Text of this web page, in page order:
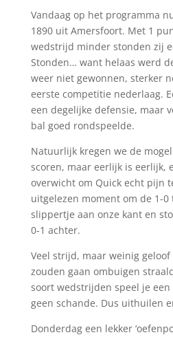
Vandaag op het programma
1890 uit Amersfoort. Met 1
wedstrijd minder stonden zij
Stonden… want helaas werd
weer niet gewonnen, sterker
eerste competitie nederlaag.
een degelijke defensie, maar
bal goed rondspeelde.
Natuurlijk kregen we de
scoren, maar eerlijk is eerlijk,
overwicht om Quick echt pijn
uitgelezen moment om de 1-0
slippertje aan onze kant en
0-1 achter.
Veel strijd, maar weinig
zouden gaan ombuigen
soort wedstrijden speel je
geen schande. Dus uithuilen
Donderdag een lekker